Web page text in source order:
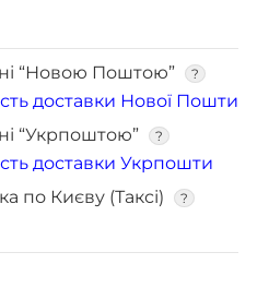
“Новою Поштою”
?
доставки Нової Пошти
“Укрпоштою”
?
доставки Укрпошти
по Києву (Таксі)
?